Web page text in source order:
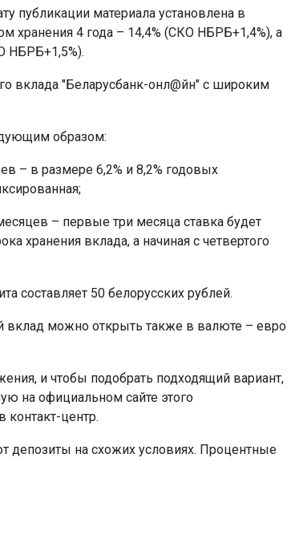
публикации материала установлена в
хранения 4 года – 14,4% (СКО НБРБ+1,4%), а
НБРБ+1,5%).
вклада "Беларусбанк-онл@йн" с широким
образом:
– в размере 6,2% и 8,2% годовых
– первые три месяца ставка будет
хранения вклада, а начиная с четвертого
составляет 50 белорусских рублей.
вклад можно открыть также в валюте – евро
и чтобы подобрать подходящий вариант,
на официальном сайте этого
контакт-центр.
депозиты на схожих условиях. Процентные